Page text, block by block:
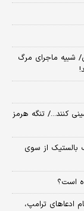
۲۸ گانه پزشکیان/ شبیه ماجرای مرگ
کنند.../ تنگه هرمز
اوکراین را لرزاند/ ۳۰ موشک بالستیک از سوی
ادعاهای ترامپ،